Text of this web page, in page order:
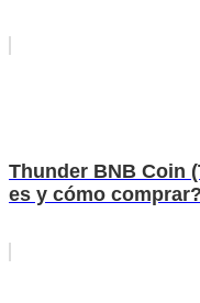
Thunder BNB Coin
es y cómo comprar?